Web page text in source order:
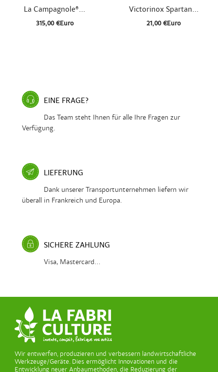
Schnellansicht
La Campagnole®...
315,00 €Euro
Schnellansicht
Victorinox Spartan...
21,00 €Euro
EINE FRAGE?
Das Team steht Ihnen für alle Ihre Fragen zur
Verfügung.
LIEFERUNG
Dank unserer Transportunternehmen liefern wir
überall in Frankreich und Europa.
SICHERE ZAHLUNG
Visa, Mastercard...
Wir entwerfen, produzieren und verbessern landwirtschaftliche
Werkzeuge/Geräte. Dies ermöglicht Innovationen und die
Entwicklung neuer Anbaumethoden, die Reduzierung der